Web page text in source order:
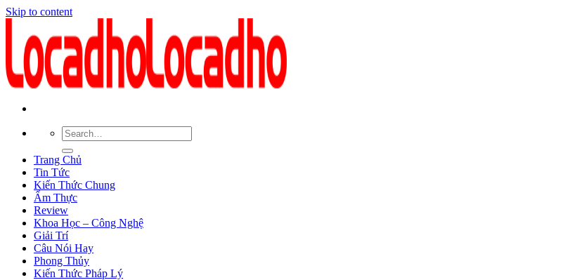
Skip to content
Trang Chủ
Tin Tức
Kiến Thức Chung
Ẩm Thực
Review
Khoa Học – Công Nghệ
Giải Trí
Câu Nói Hay
Phong Thủy
Kiến Thức Pháp Lý